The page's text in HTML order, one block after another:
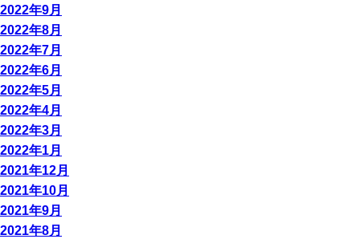
2022年9月
2022年8月
2022年7月
2022年6月
2022年5月
2022年4月
2022年3月
2022年1月
2021年12月
2021年10月
2021年9月
2021年8月